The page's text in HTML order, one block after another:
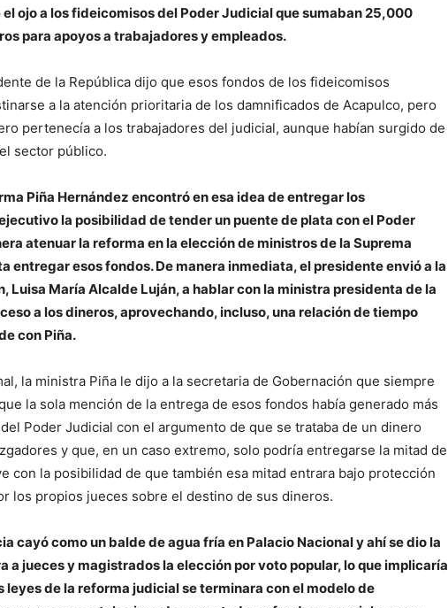
ojo a los fideicomisos del Poder Judicial que sumaban 25,000
para apoyos a trabajadores y empleados.
de la República dijo que esos fondos de los fideicomisos
a la atención prioritaria de los damnificados de Acapulco, pero
pertenecía a los trabajadores del judicial, aunque habían surgido de
sector público.
Piña Hernández encontró en esa idea de entregar los
la posibilidad de tender un puente de plata con el Poder
atenuar la reforma en la elección de ministros de la Suprema
entregar esos fondos. De manera inmediata, el presidente envió a la
Luisa María Alcalde Luján, a hablar con la ministra presidenta de la
a los dineros, aprovechando, incluso, una relación de tiempo
con Piña.
la ministra Piña le dijo a la secretaria de Gobernación que siempre
la sola mención de la entrega de esos fondos había generado más
Poder Judicial con el argumento de que se trataba de un dinero
y que, en un caso extremo, solo podría entregarse la mitad de
con la posibilidad de que también esa mitad entrara bajo protección
los propios jueces sobre el destino de sus dineros.
cayó como un balde de agua fría en Palacio Nacional y ahí se dio la
a jueces y magistrados la elección por voto popular, lo que implicaría
leyes de la reforma judicial se terminara con el modelo de